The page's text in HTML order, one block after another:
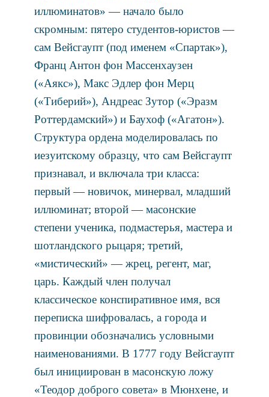
иллюминатов» — начало было
скромным: пятеро студентов-юристов —
сам Вейсгаупт (под именем «Спартак»),
Франц Антон фон Массенхаузен
(«Аякс»), Макс Эдлер фон Мерц
(«Тиберий»), Андреас Зутор («Эразм
Роттердамский») и Баухоф («Агатон»).
Структура ордена моделировалась по
иезуитскому образцу, что сам Вейсгаупт
признавал, и включала три класса:
первый — новичок, минервал, младший
иллюминат; второй — масонские
степени ученика, подмастерья, мастера и
шотландского рыцаря; третий,
«мистический» — жрец, регент, маг,
царь. Каждый член получал
классическое конспиративное имя, вся
переписка шифровалась, а города и
провинции обозначались условными
наименованиями. В 1777 году Вейсгаупт
был инициирован в масонскую ложу
«Теодор доброго совета» в Мюнхене, и